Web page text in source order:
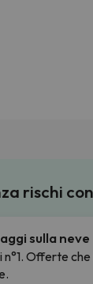
rischi
sulla neve
n°1. Offerte che